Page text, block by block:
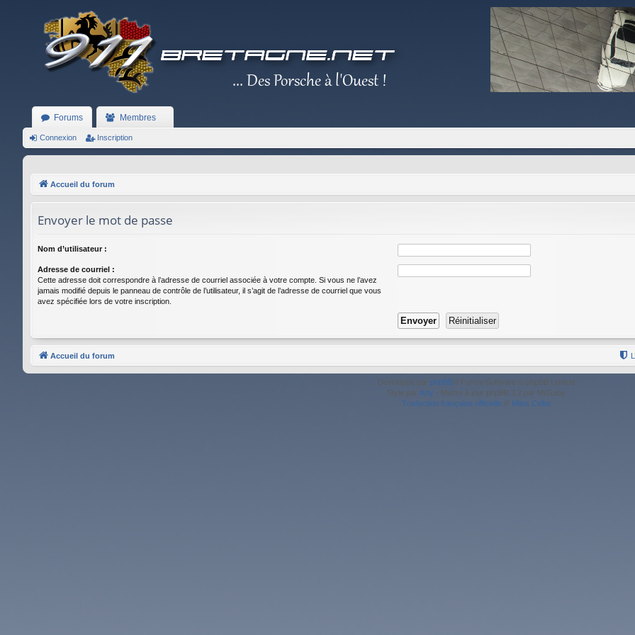
Forums Membres
Connexion Inscription
Accueil du forum
Envoyer le mot de passe
Nom d’utilisateur :
Adresse de courriel :
Cette adresse doit correspondre à l’adresse de courriel associée à votre compte. Si vous ne l’avez
jamais modifié depuis le panneau de contrôle de l’utilisateur, il s’agit de l’adresse de courriel que vous
avez spécifiée lors de votre inscription.
Accueil du forum
Développé par phpBB ® Forum Software © phpBB Limited
Style par Arty - Mettre à jour phpBB 3.2 par MrGaby
Traduction française officielle © Miles Cellar